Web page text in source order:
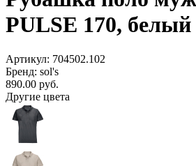
PULSE 170, белый
Артикул: 704502.102
Бренд: sol's
890.00 руб.
Другие цвета